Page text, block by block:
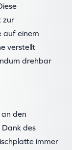
zur
auf einem
verstellt
drehbar
den
des
immer